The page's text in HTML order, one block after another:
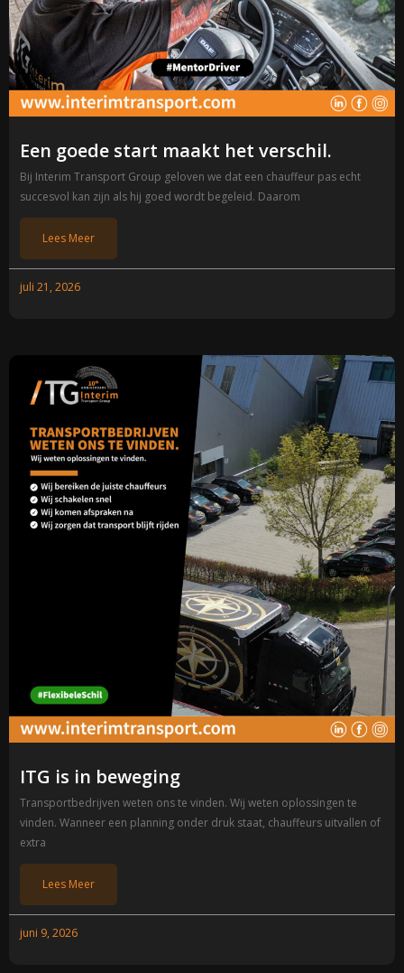
Een goede start maakt het verschil.
Bij Interim Transport Group geloven we dat een chauffeur pas echt
succesvol kan zijn als hij goed wordt begeleid. Daarom
Lees Meer
juli 21, 2026
ITG is in beweging
Transportbedrijven weten ons te vinden. Wij weten oplossingen te
vinden. Wanneer een planning onder druk staat, chauffeurs uitvallen of
extra
Lees Meer
juni 9, 2026